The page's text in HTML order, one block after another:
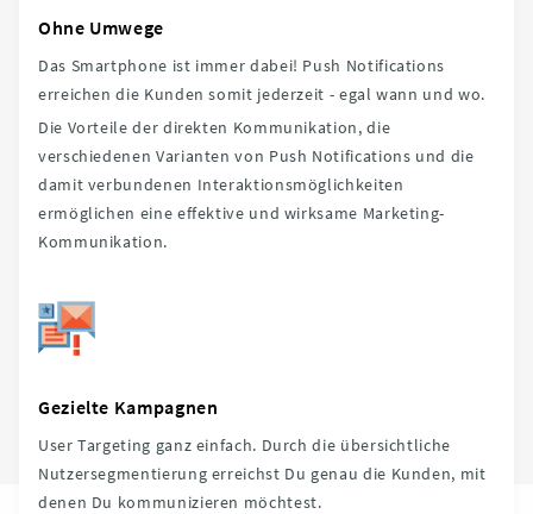
Ohne Umwege
Das Smartphone ist immer dabei! Push Notifications
erreichen die Kunden somit jederzeit - egal wann und wo.
Die Vorteile der direkten Kommunikation, die
verschiedenen Varianten von Push Notifications und die
damit verbundenen Interaktionsmöglichkeiten
ermöglichen eine effektive und wirksame Marketing-
Kommunikation.
Gezielte Kampagnen
User Targeting ganz einfach. Durch die übersichtliche
Nutzersegmentierung erreichst Du genau die Kunden, mit
denen Du kommunizieren möchtest.